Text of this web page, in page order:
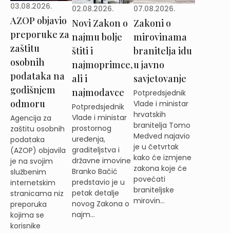
03.08.2026.
AZOP objavio
preporuke za
zaštitu
osobnih
podataka na
godišnjem
odmoru
Agencija za
zaštitu osobnih
podataka
(AZOP) objavila
je na svojim
službenim
internetskim
stranicama niz
preporuka
kojima se
korisnike
02.08.2026.
Novi Zakon o
najmu bolje
štiti i
najmoprimce,
ali i
najmodavce
Potpredsjednik
Vlade i ministar
prostornog
uređenja,
graditeljstva i
državne imovine
Branko Bačić
predstavio je u
petak detalje
novog Zakona o
najm...
07.08.2026.
Zakoni o
mirovinama
branitelja idu
u javno
savjetovanje
Potpredsjednik
Vlade i ministar
hrvatskih
branitelja Tomo
Medved najavio
je u četvrtak
kako će izmjene
zakona koje će
povećati
braniteljske
mirovin...